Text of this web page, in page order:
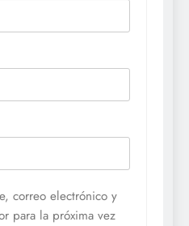
correo electrónico y
para la próxima vez